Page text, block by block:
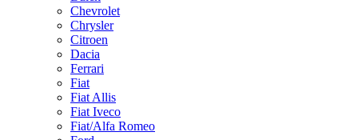
Chevrolet
Chrysler
Citroen
Dacia
Ferrari
Fiat
Fiat Allis
Fiat Iveco
Fiat/Alfa Romeo